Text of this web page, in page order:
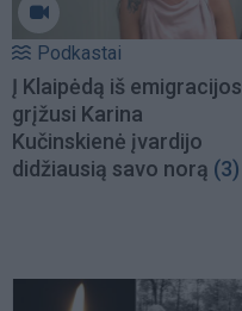
Podkastai
Į Klaipėdą iš emigracijos
grįžusi Karina
Kučinskienė įvardijo
didžiausią savo norą (3)